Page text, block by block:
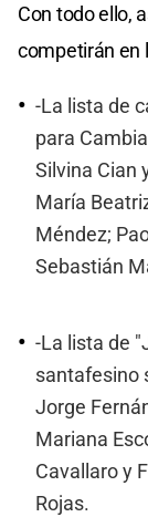
Con todo ello,
competirán en
-La lista de
para
Silvina Cian
María
Méndez;
Sebastián
-La lista de
santafesino
Jorge
Mariana
Cavallaro y
Rojas.